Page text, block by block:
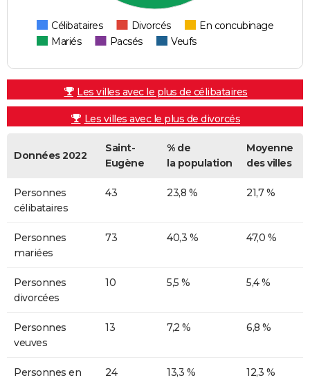
Célibataires Divorcés
En concubinage
Mariés
Pacsés Veufs
Les villes avec le plus de célibataires
Les villes avec le plus de divorcés
Données 2022
Saint-
Eugène
% de
la population
Moyenne
des villes
Personnes
célibataires
43 23,8 % 21,7 %
Personnes
mariées
73 40,3 % 47,0 %
Personnes
divorcées
10 5,5 % 5,4 %
Personnes
veuves
13 7,2 % 6,8 %
Personnes en
24 13,3 % 12,3 %